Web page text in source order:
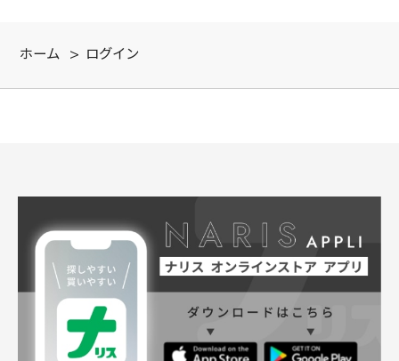
ホーム > ログイン